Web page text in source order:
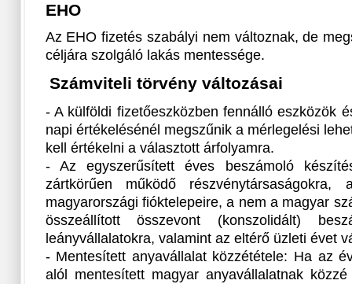
EHO
Az EHO fizetés szabályi nem változnak, de
céljára szolgáló lakás mentessége.
Számviteli törvény változásai
- A külföldi fizetőeszközben fennálló eszközök
napi értékelésénél megszűnik a mérlegelési
kell értékelni a választott árfolyamra.
- Az egyszerűsített éves beszámoló
zártkörűen működő részvénytársaságokra,
magyarországi fióktelepeire, a nem a magyar
összeállított összevont (konszolidált)
leányvállalatokra, valamint az eltérő üzleti évet
- Mentesített anyavállalat közzététele: Ha az
alól mentesített magyar anyavállalatnak